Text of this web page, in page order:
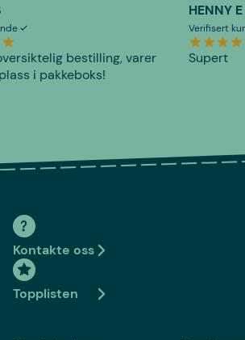
bestilling, varer
i pakkeboks!
HENNY E
Verifisert
Supert
Kontakte oss
Topplisten